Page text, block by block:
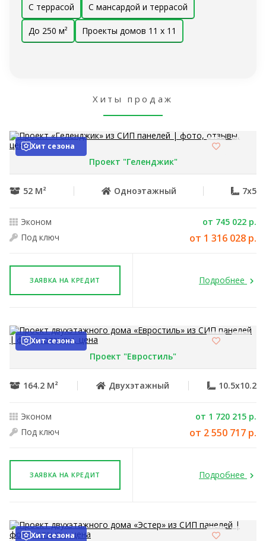
С террасой С мансардой и террасой
До 250 м² Проекты домов 11 x 11
Хиты продаж
Хит сезона
Проект "Геленджик"
52 М² Одноэтажный 7x5
Эконом
от 745 022 р.
Под ключ
от 1 316 028 р.
ЗАЯВКА НА КРЕДИТ Подробнее
Хит сезона
Проект "Евростиль"
164.2 М² Двухэтажный 10.5x10.2
Эконом
от 1 720 215 р.
Под ключ
от 2 550 717 р.
ЗАЯВКА НА КРЕДИТ Подробнее
Хит сезона